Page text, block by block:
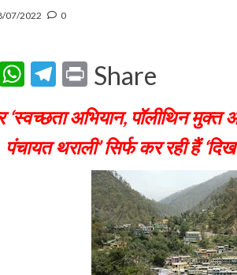
07/2022 0
EmailWhatsApp
Telegram
Print
Share
अभियान, पॉलीथिन मुक्त
पंचायत थराली’ सिर्फ कर रही हैं